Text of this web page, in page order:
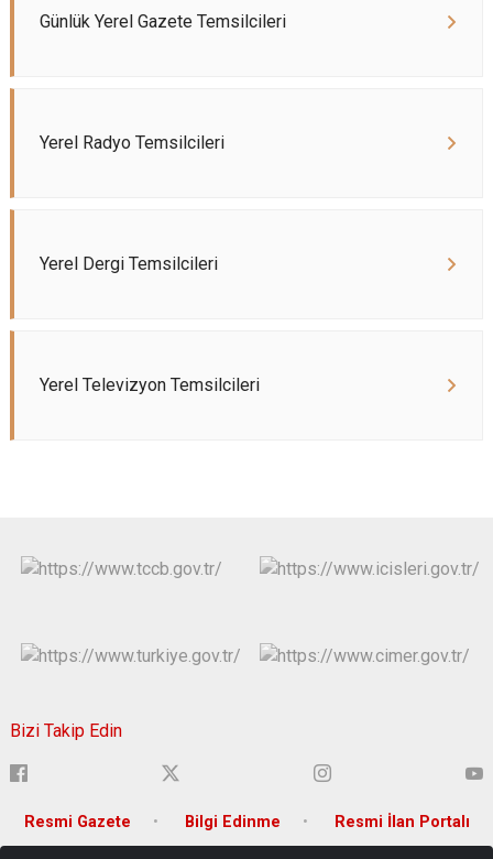
Günlük Yerel Gazete Temsilcileri
Yerel Radyo Temsilcileri
Yerel Dergi Temsilcileri
Yerel Televizyon Temsilcileri
Bizi Takip Edin
Resmi Gazete Bilgi Edinme Resmi İlan Portalı